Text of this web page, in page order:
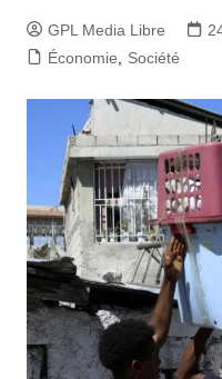
GPL Media Libre
Économie
Société